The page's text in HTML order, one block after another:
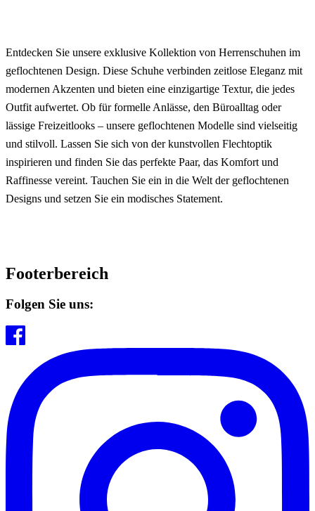
Entdecken Sie unsere exklusive Kollektion von Herrenschuhen im
geflochtenen Design. Diese Schuhe verbinden zeitlose Eleganz mit
modernen Akzenten und bieten eine einzigartige Textur, die jedes
Outfit aufwertet. Ob für formelle Anlässe, den Büroalltag oder
lässige Freizeitlooks – unsere geflochtenen Modelle sind vielseitig
und stilvoll. Lassen Sie sich von der kunstvollen Flechtoptik
inspirieren und finden Sie das perfekte Paar, das Komfort und
Raffinesse vereint. Tauchen Sie ein in die Welt der geflochtenen
Designs und setzen Sie ein modisches Statement.
Footerbereich
Folgen Sie uns: